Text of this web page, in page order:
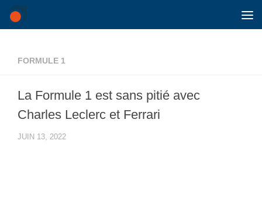
Skip to content
FORMULE 1
La Formule 1 est sans pitié avec
Charles Leclerc et Ferrari
JUIN 13, 2022